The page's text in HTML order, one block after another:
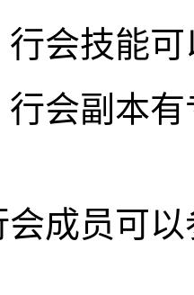
会技能
会副本
成员可